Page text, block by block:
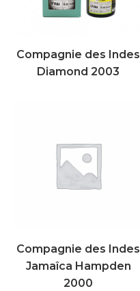
Compagnie des Indes
Diamond 2003
Compagnie des Indes
Jamaîca Hampden
2000